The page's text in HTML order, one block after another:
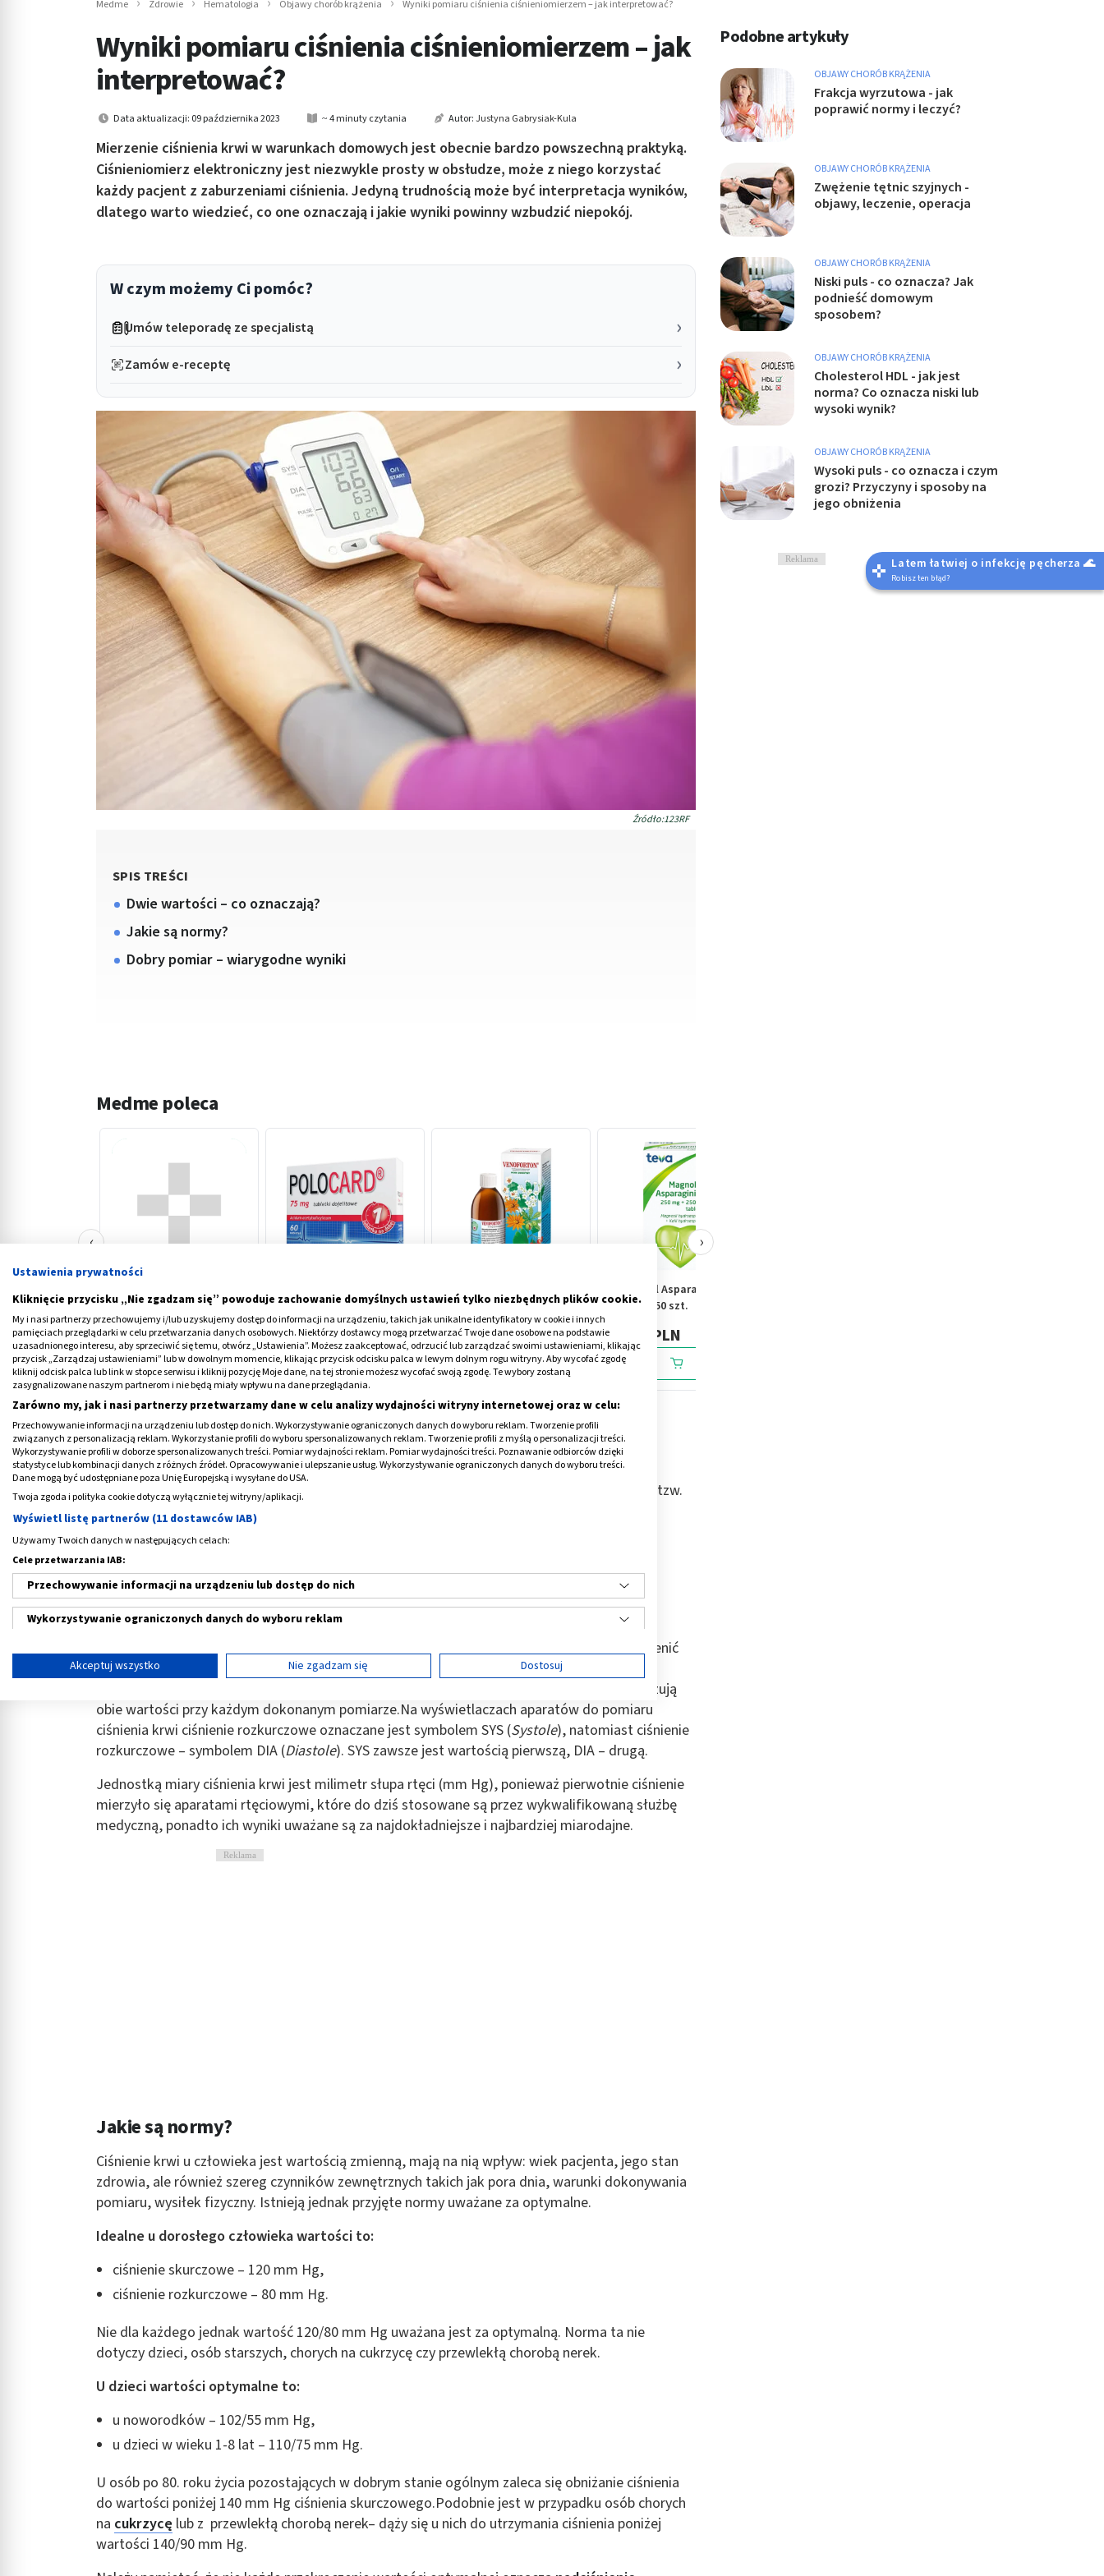
Medme Zdrowie Hematologia Objawy chorób krążenia Wyniki pomiaru ciśnienia ciśnieniomierzem – jak interpretować?
Wyniki pomiaru ciśnienia ciśnieniomierzem – jak
interpretować?
Data aktualizacji: 09 października 2023 ~ 4 minuty czytania Autor:Justyna Gabrysiak-Kula
Mierzenie ciśnienia krwi w warunkach domowych jest obecnie bardzo powszechną praktyką.
Ciśnieniomierz elektroniczny jest niezwykle prosty w obsłudze, może z niego korzystać
każdy pacjent z zaburzeniami ciśnienia. Jedyną trudnością może być interpretacja wyników,
dlatego warto wiedzieć, co one oznaczają i jakie wyniki powinny wzbudzić niepokój.
W czym możemy Ci pomóc?
Umów teleporadę ze specjalistą
Zamów e-receptę
Źródło:123RF
SPIS TREŚCI
Dwie wartości – co oznaczają?
Jakie są normy?
Dobry pomiar – wiarygodne wyniki
Medme poleca
50 szt.
13,39 PLN
Polocard, 75 mg, tabletki
dojelitowe, 60 szt.
22,09 PLN
Venoforton, płyn, 125 ml
23,59 PLN
MagnoKal Asparaginian,
tabletki, 50 szt.
14,79 PLN
‹ ›
Dwie wartości – co oznaczają?
Wynikpomiaru ciśnienia krwizawiera zawsze dwie wartości liczbowe. Pierwszą określa się tzw.
„ciśnienie skurczowe”, drugą – „ciśnienie rozkurczowe”. Co oznaczają te terminy?
Ciśnienie skurczowe
mięśnia sercowego. Wówczas ciśnienie w tętnicach osiąga swój poziom maksymalny.
Ciśnienie rozkurczoweto ciśnienie krwi w tętnicach w momencie, w którym serce
odpoczywa, czyli pomiędzy jego uderzeniami. Wówczas ma ono wartość minimalną.
Zarówno wartość ciśnienia skurczowego, jak i rozkurczowego jest istotna, by właściwie ocenić
stan zdrowia i kondycję mięśnia sercowego oraz układu krążenia. Dlatego wszystkie typy
ciśnieniomierzy (w tym ciśnieniomierz elektroniczny będący urządzeniem domowym) wskazują
obie wartości przy każdym dokonanym pomiarze.Na wyświetlaczach aparatów do pomiaru
ciśnienia krwi ciśnienie rozkurczowe oznaczane jest symbolem SYS (Systole), natomiast ciśnienie
rozkurczowe – symbolem DIA (Diastole). SYS zawsze jest wartością pierwszą, DIA – drugą.
Jednostką miary ciśnienia krwi jest milimetr słupa rtęci (mm Hg), ponieważ pierwotnie ciśnienie
mierzyło się aparatami rtęciowymi, które do dziś stosowane są przez wykwalifikowaną służbę
medyczną, ponadto ich wyniki uważane są za najdokładniejsze i najbardziej miarodajne.
Reklama
Jakie są normy?
Ciśnienie krwi u człowieka jest wartością zmienną, mają na nią wpływ: wiek pacjenta, jego stan
zdrowia, ale również szereg czynników zewnętrznych takich jak pora dnia, warunki dokonywania
pomiaru, wysiłek fizyczny. Istnieją jednak przyjęte normy uważane za optymalne.
Idealne u dorosłego człowieka wartości to:
ciśnienie skurczowe – 120 mm Hg,
ciśnienie rozkurczowe – 80 mm Hg.
Nie dla każdego jednak wartość 120/80 mm Hg uważana jest za optymalną. Norma ta nie
dotyczy dzieci, osób starszych, chorych na cukrzycę czy przewlekłą chorobą nerek.
U dzieci wartości optymalne to:
u noworodków – 102/55 mm Hg,
u dzieci w wieku 1-8 lat – 110/75 mm Hg.
U osób po 80. roku życia pozostających w dobrym stanie ogólnym zaleca się obniżanie ciśnienia
do wartości poniżej 140 mm Hg ciśnienia skurczowego.Podobnie jest w przypadku osób chorych
na cukrzycę lub z przewlekłą chorobą nerek– dąży się u nich do utrzymania ciśnienia poniżej
wartości 140/90 mm Hg.
Podobne artykuły
OBJAWY CHORÓB KRĄŻENIA
Frakcja wyrzutowa - jak
poprawić normy i leczyć?
OBJAWY CHORÓB KRĄŻENIA
Zwężenie tętnic szyjnych -
objawy, leczenie, operacja
OBJAWY CHORÓB KRĄŻENIA
Niski puls - co oznacza? Jak
podnieść domowym
sposobem?
OBJAWY CHORÓB KRĄŻENIA
Cholesterol HDL - jak jest
norma? Co oznacza niski lub
wysoki wynik?
OBJAWY CHORÓB KRĄŻENIA
Wysoki puls - co oznacza i czym
grozi? Przyczyny i sposoby na
jego obniżenia
Reklama Latem łatwiej o infekcję pęcherza 🌊
Robisz ten błąd?
Ustawienia prywatności
Kliknięcie przycisku „Nie zgadzam się” powoduje zachowanie domyślnych ustawień tylko niezbędnych plików cookie.
My i nasi partnerzy przechowujemy i/lub uzyskujemy dostęp do informacji na urządzeniu, takich jak unikalne identyfikatory w cookie i innych
pamięciach przeglądarki w celu przetwarzania danych osobowych. Niektórzy dostawcy mogą przetwarzać Twoje dane osobowe na podstawie
uzasadnionego interesu, aby sprzeciwić się temu, otwórz „Ustawienia”. Możesz zaakceptować, odrzucić lub zarządzać swoimi ustawieniami, klikając
przycisk „Zarządzaj ustawieniami” lub w dowolnym momencie, klikając przycisk odcisku palca w lewym dolnym rogu witryny. Aby wycofać zgodę
kliknij odcisk palca lub link w stopce serwisu i kliknij pozycję Moje dane, na tej stronie możesz wycofać swoją zgodę. Te wybory zostaną
zasygnalizowane naszym partnerom i nie będą miały wpływu na dane przeglądania.
Zarówno my, jak i nasi partnerzy przetwarzamy dane w celu analizy wydajności witryny internetowej oraz w celu:
Przechowywanie informacji na urządzeniu lub dostęp do nich. Wykorzystywanie ograniczonych danych do wyboru reklam. Tworzenie profili
związanych z personalizacją reklam. Wykorzystanie profili do wyboru spersonalizowanych reklam. Tworzenie profili z myślą o personalizacji treści.
Wykorzystywanie profili w doborze spersonalizowanych treści. Pomiar wydajności reklam. Pomiar wydajności treści. Poznawanie odbiorców dzięki
statystyce lub kombinacji danych z różnych źródeł. Opracowywanie i ulepszanie usług. Wykorzystywanie ograniczonych danych do wyboru treści.
Dane mogą być udostępniane poza Unię Europejską i wysyłane do USA.
Twoja zgoda i polityka cookie dotyczą wyłącznie tej witryny/aplikacji.
Wyświetl listę partnerów (11 dostawców IAB)
Używamy Twoich danych w następujących celach:
Cele przetwarzania IAB:
Przechowywanie informacji na urządzeniu lub dostęp do nich
Wykorzystywanie ograniczonych danych do wyboru reklam
Tworzenie profili w celu spersonalizowanych reklam
Tworzenie profili w celu personalizacji treści
Wykorzystywanie profili w celu doboru spersonalizowanych treści
Pomiar efektywności reklam
Pomiar efektywności treści
Rozumienie odbiorców dzięki statystyce lub kombinacji danych z różnych źródeł
Reklama / śledzenie
Akceptuj wszystko Nie zgadzam się Dostosuj